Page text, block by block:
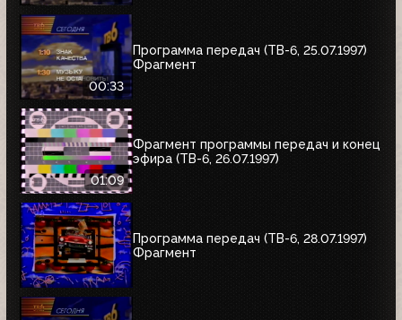
00:33
Программа передач (ТВ-6, 25.07.1997)
Фрагмент
01:09
Фрагмент программы передач и конец
эфира (ТВ-6, 26.07.1997)
Программа передач (ТВ-6, 28.07.1997)
Фрагмент